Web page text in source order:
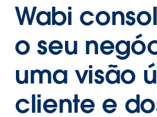
Wabi
o seu
uma visão
cliente e